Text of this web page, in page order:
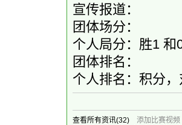
宣传报道：
团体场分：
个人局分：胜1 和
团体排名：
个人排名：积分
查看所有资讯(32) 添加比赛视频